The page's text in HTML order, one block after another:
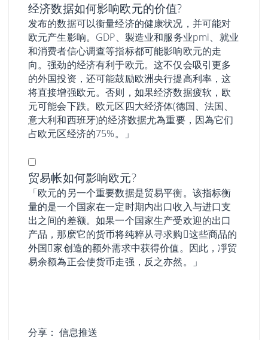
经济数据如何影响欧元的价值?
发布的数据可以衡量经济的健康状况，并可能对
欧元产生影响。GDP、製造业和服务业pmi、就业
和消费者信心调查等指标都可能影响欧元的走
向。强劲的经济有利于欧元。这不仅会吸引更多
的外国投资，还可能鼓励欧洲央行提高利率，这
将直接增强欧元。否则，如果经济数据疲软，欧
元可能会下跌。欧元区四大经济体(德国、法国、
意大利和西班牙)的经济数据尤為重要，因為它们
占欧元区经济的75%。」
贸易帐如何影响欧元?
「欧元的另一个重要数据是贸易平衡。该指标衡
量的是一个国家在一定时期内出口收入与进口支
出之间的差额。如果一个国家生产受欢迎的出口
产品，那麽它的货币将纯粹从寻求购𧹒这些商品的
外国𧹒家创造的额外需求中获得价值。因此，凈贸
易余额為正会使货币走强，反之亦然。」
分享： 信息推送